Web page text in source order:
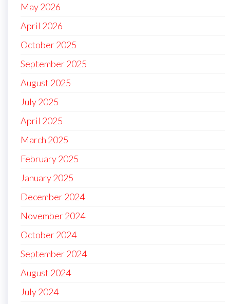
May 2026
April 2026
October 2025
September 2025
August 2025
July 2025
April 2025
March 2025
February 2025
January 2025
December 2024
November 2024
October 2024
September 2024
August 2024
July 2024